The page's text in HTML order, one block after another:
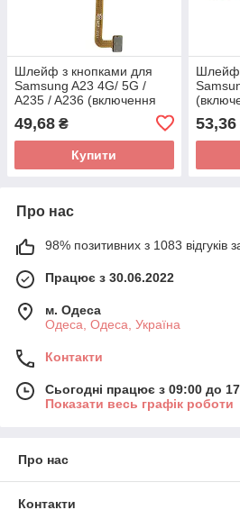
Шлейф з кнопками для
Samsung A23 4G/ 5G /
A235 / A236 (включення
пальця Touch ID) AAA Blue
49,68 ₴
Купити
Шлейф
AAA
53,36
Про нас
98% позитивних з 1083 відгуків
Працює з 30.06.2022
м. Одеса
Одеса, Одеса, Україна
Контакти
Сьогодні працює з 09:00 до
Показати весь графік роботи
Про нас
Контакти